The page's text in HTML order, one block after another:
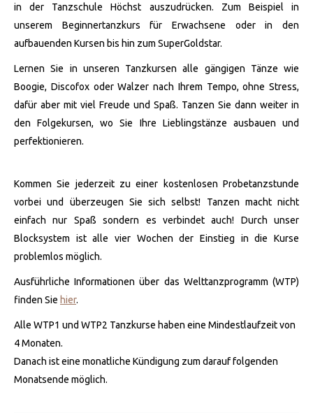
in der Tanzschule Höchst auszudrücken. Zum Beispiel in
unserem Beginnertanzkurs für Erwachsene oder in den
aufbauenden Kursen bis hin zum SuperGoldstar.
Lernen Sie in unseren Tanzkursen alle gängigen Tänze wie
Boogie, Discofox oder Walzer nach Ihrem Tempo, ohne Stress,
dafür aber mit viel Freude und Spaß. Tanzen Sie dann weiter in
den Folgekursen, wo Sie Ihre Lieblingstänze ausbauen und
perfektionieren.
Kommen Sie jederzeit zu einer kostenlosen Probetanzstunde
vorbei und überzeugen Sie sich selbst! Tanzen macht nicht
einfach nur Spaß sondern es verbindet auch! Durch unser
Blocksystem ist alle vier Wochen der Einstieg in die Kurse
problemlos möglich.
Ausführliche Informationen über das Welttanzprogramm (WTP)
finden Sie hier.
Alle WTP1 und WTP2 Tanzkurse haben eine Mindestlaufzeit von
4 Monaten.
Danach ist eine monatliche Kündigung zum darauf folgenden
Monatsende möglich.